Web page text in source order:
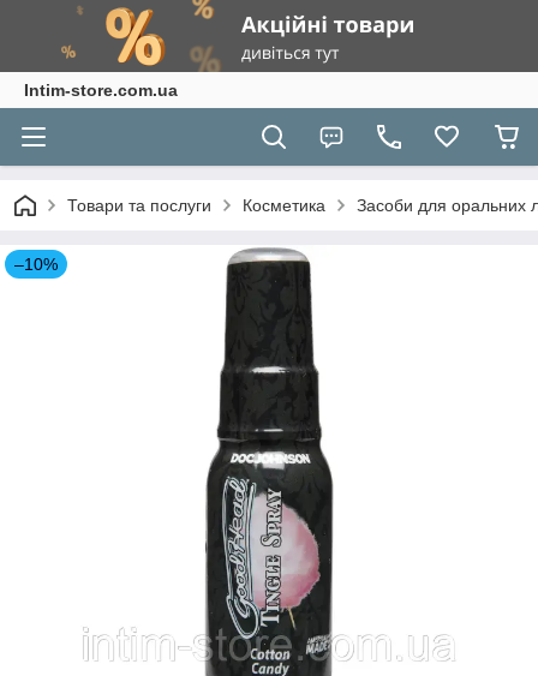
Intim-store.com.ua
Товари та послуги Косметика Засоби для оральних
–10%